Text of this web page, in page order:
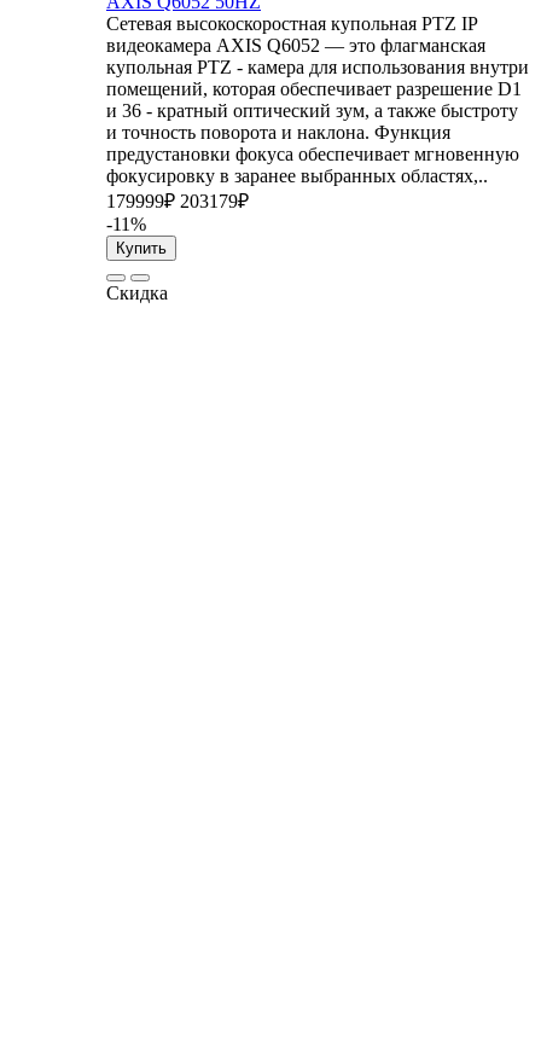
Сетевая высокоскоростная купольная PTZ IP
видеокамера AXIS Q6052 — это флагманская
купольная PTZ - камера для использования внутри
помещений, которая обеспечивает разрешение D1
и 36 - кратный оптический зум, а также быстроту
и точность поворота и наклона. Функция
предустановки фокуса обеспечивает мгновенную
фокусировку в заранее выбранных областях,..
179999₽ 203179₽
-11%
Купить
Скидка